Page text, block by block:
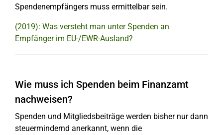
Spendenempfängers muss ermittelbar sein.
(2019): Was versteht man unter Spenden an
Empfänger im EU-/EWR-Ausland?
Wie muss ich Spenden beim Finanzamt
nachweisen?
Spenden und Mitgliedsbeiträge werden bisher nur dann
steuermindernd anerkannt, wenn die